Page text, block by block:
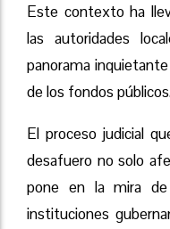
Este contexto ha
las autoridades
panorama
de los fondos
El proceso judicial
desafuero no solo
pone en la mira de
instituciones